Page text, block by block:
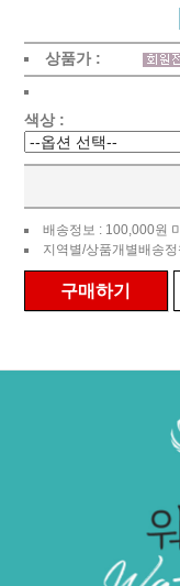
상품가 :
색상 :
배송정보 : 100,000원
지역별/상품개별배송
구매하기